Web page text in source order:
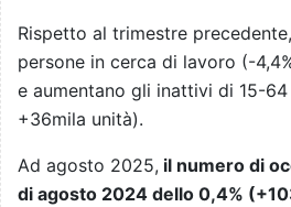
Rispetto al trimestre
persone in cerca di lavoro (-
e aumentano gli inattivi di 15-
+36mila unità).
Ad agosto 2025, il numero di
di agosto 2024 dello 0,4%